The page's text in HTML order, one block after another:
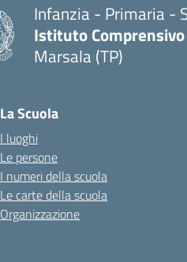
Infanzia - Primaria -
Istituto
Marsala (TP)
La Scuola
I luoghi
Le persone
I numeri della scuola
Le carte della scuola
Organizzazione